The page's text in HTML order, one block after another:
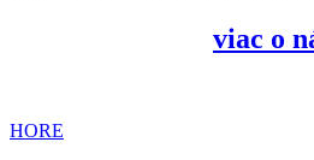
viac o
HORE